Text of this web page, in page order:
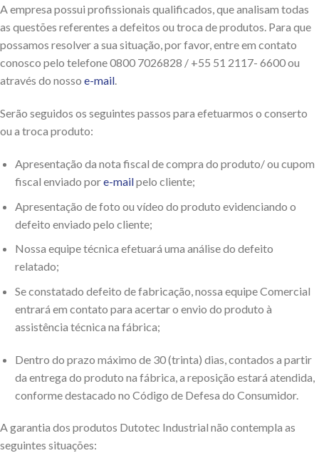
A empresa possui profissionais qualificados, que analisam todas
as questões referentes a defeitos ou troca de produtos. Para que
possamos resolver a sua situação, por favor, entre em contato
conosco pelo telefone 0800 7026828 / +55 51 2117- 6600 ou
através do nosso e-mail.
Serão seguidos os seguintes passos para efetuarmos o conserto
ou a troca produto:
Apresentação da nota fiscal de compra do produto/ ou cupom
fiscal enviado pore-mailpelo cliente;
Apresentação de foto ou vídeo do produto evidenciando o
defeito enviado pelo cliente;
Nossa equipe técnica efetuará uma análise do defeito
relatado;
Se constatado defeito de fabricação, nossa equipe Comercial
entrará em contato para acertar o envio do produto à
assistência técnica na fábrica;
Dentro do prazo máximo de 30 (trinta) dias, contados a partir
da entrega do produto na fábrica, a reposição estará atendida,
conforme destacado no Código de Defesa do Consumidor.
A garantia dos produtos Dutotec Industrial não contempla as
seguintes situações: